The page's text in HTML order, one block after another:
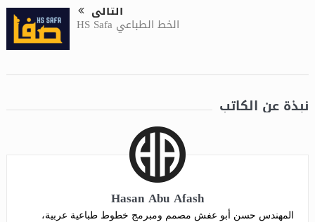
التالى
الخط الطباعي HS Safa
نبذة عن الكاتب
Hasan Abu Afash
المهندس حسن أبو عفش مصمم ومبرمج خطوط طباعية عربية،